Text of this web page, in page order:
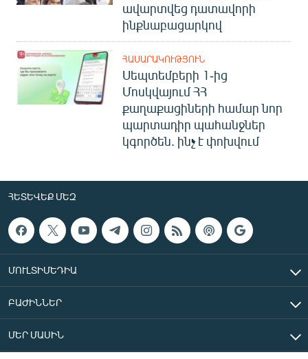
ավարտվեց դատավորի
ինքնաբացարկով
ՀԱՍԱՐԱԿՈՒԹՅՈՒՆ
Սեպտեմբերի 1-ից
Մոսկվայում ՀՀ
քաղաքացիների համար նոր
պարտադիր պահանջներ
կգործեն. ինչ է փոխվում
ՀԵՏԵՎԵՔ ՄԵԶ
ՄՈՒԼՏԻՄԵԴԻԱ
ԲԱԺԻՆՆԵՐ
ՄԵՐ ՄԱՍԻՆ